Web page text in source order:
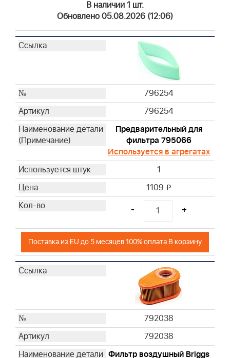
В наличии 1 шт.
Обновлено 05.08.2026 (12:06)
796254
796254
Предварительный для
фильтра 795066
Используется в агрегатах
1
1109 i
- +
Поставка из EU до 5 месяцев 100% оплата В корзину
792038
792038
Фильтр воздушный Briggs